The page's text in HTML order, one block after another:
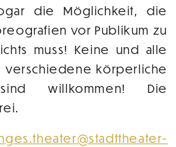
die Möglichkeit, die
vor Publikum zu
muss! Keine und alle
verschiedene körperliche
sind willkommen! Die